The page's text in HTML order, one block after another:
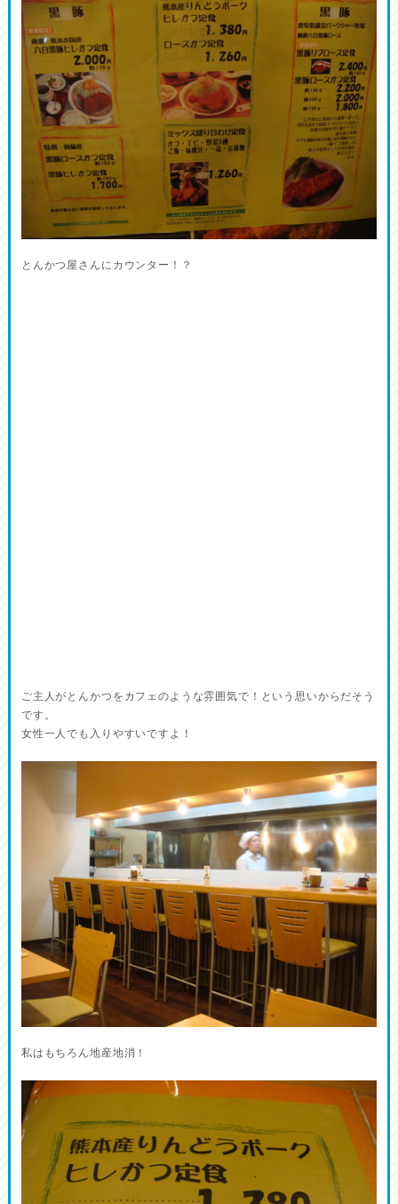
とんかつ屋さんにカウンター！？
ご主人がとんかつをカフェのような雰囲気で！という思いからだそう
です。
女性一人でも入りやすいですよ！
私はもちろん地産地消！